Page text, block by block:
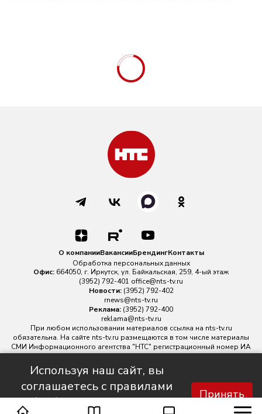
Используя наш сайт, вы
соглашаетесь с правилами
обработки персональных
Принять
О компанииВакансииБрендингКонтакты
Обработка персональных данных
Офис: 664050, г. Иркутск, ул. Байкальская, 259, 4-ый этаж
(3952) 792-401 office@nts-tv.ru
Новости: (3952) 792-402
rnews@nts-tv.ru
Реклама: (3952) 792-400
reklama@nts-tv.ru
При любом использовании материалов ссылка на nts-tv.ru
обязательна. На сайте nts-tv.ru размещаются в том числе материалы
СМИ Информационного агентства "НТС" регистрационный номер ИА
№ ФС 77 - 88763 зарегистрировано Федеральной службой по
надзору в сфере связи, информационных технологий и массовых
коммуникаций.
Главный редактор ИА "НТС" Иштулкин Евгений Александрович16+